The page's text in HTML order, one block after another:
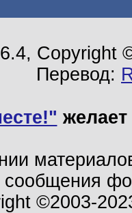
Copyright
Перевод:
сообщения
©2003-